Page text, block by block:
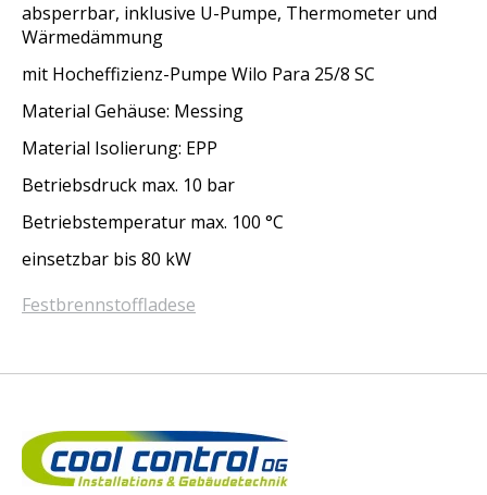
absperrbar, inklusive U-Pumpe, Thermometer und
Wärmedämmung
mit Hocheffizienz-Pumpe Wilo Para 25/8 SC
Material Gehäuse: Messing
Material Isolierung: EPP
Betriebsdruck max. 10 bar
Betriebstemperatur max. 100 °C
einsetzbar bis 80 kW
Festbrennstoffladese